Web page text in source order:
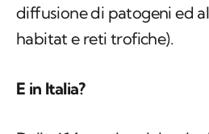
diffusione di patogeni ed
habitat e reti trofiche).
E in Italia?